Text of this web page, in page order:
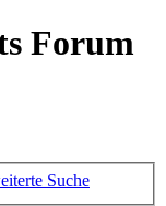
Forum
Suche